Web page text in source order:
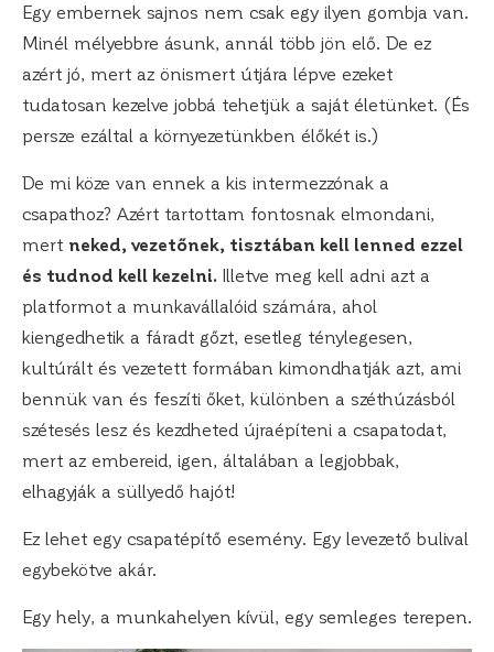
Egy embernek sajnos nem csak egy ilyen gombja van.
Minél mélyebbre ásunk, annál több jön elő. De ez
azért jó, mert az önismert útjára lépve ezeket
tudatosan kezelve jobbá tehetjük a saját életünket. (És
persze ezáltal a környezetünkben élőkét is.)
De mi köze van ennek a kis intermezzónak a
csapathoz? Azért tartottam fontosnak elmondani,
mert neked, vezetőnek, tisztában kell lenned ezzel
és tudnod kell kezelni. Illetve meg kell adni azt a
platformot a munkavállalóid számára, ahol
kiengedhetik a fáradt gőzt, esetleg ténylegesen,
kultúrált és vezetett formában kimondhatják azt, ami
bennük van és feszíti őket, különben a széthúzásból
szétesés lesz és kezdheted újraépíteni a csapatodat,
mert az embereid, igen, általában a legjobbak,
elhagyják a süllyedő hajót!
Ez lehet egy csapatépítő esemény. Egy levezető bulival
egybekötve akár.
Egy hely, a munkahelyen kívül, egy semleges terepen.